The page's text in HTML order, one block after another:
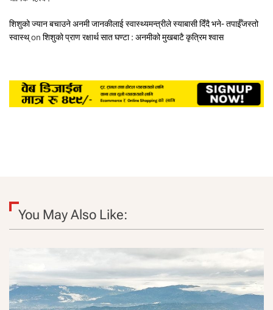
शिशुको ज्यान बचाउने अनमी जानकीलाई स्वास्थ्यमन्त्रीले स्याबासी दिँदै भने- तपाईँजस्तो
स्वास्थ्on शिशुको प्राण रक्षार्थ सात घण्टा : अनमीको मुखबाटै कृत्रिम श्वास
You May Also Like: